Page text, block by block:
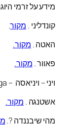
מידע על זרמי
קונדליני . מקור.
האטה . מקור.
פאוור . מקור.
ויני – ויניאסה – Vinyasa Yoga.
אשטנגה . מקור.
מהי שיבננדה ?.